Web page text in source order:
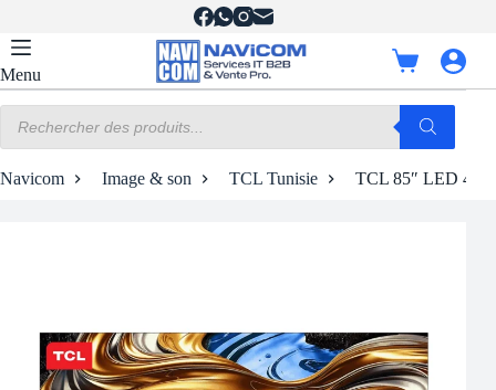
contenu
Menu
Panier
d’achat
produits
Navicom Image & son TCL Tunisie TCL 85″ LED 4K